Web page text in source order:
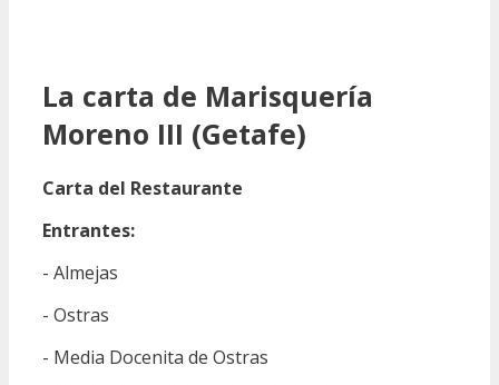
La carta de Marisquería
Moreno III (Getafe)
Carta del Restaurante
Entrantes:
- Almejas
- Ostras
- Media Docenita de Ostras